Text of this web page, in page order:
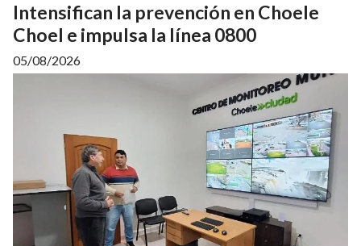
Intensifican la prevención en Choele
Choel e impulsa la línea 0800
05/08/2026